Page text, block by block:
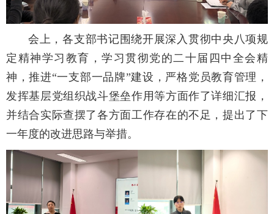
会上，各支部书记围绕开展深入贯彻中央八项规
定精神学习教育 ，学习贯彻党的二十届四中全会精
神，推进“一支部一品牌”建设，严格党员教育管理，
发挥基层党组织战斗堡垒作用等方面作了详细汇报，
并结合实际查摆了各方面工作存在的不足，提出了下
一年度的改进思路与举措。